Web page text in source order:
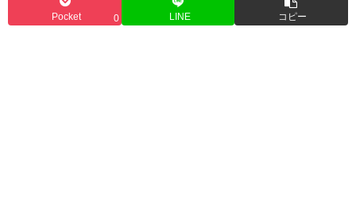
Pocket 0 LINE コピー